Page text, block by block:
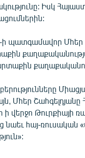
Իսկ
ի պատգամավոր Մհեր
Մհեր
ի վերջո Թուրքիայի
նաեւ հայ-ռուսական